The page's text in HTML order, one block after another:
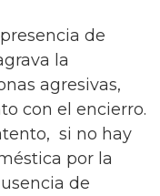
de
la
agresivas,
con el encierro.
si no hay
por la
de